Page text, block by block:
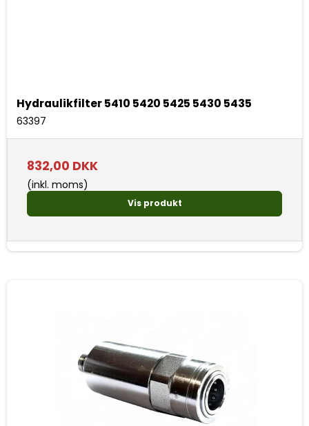
Hydraulikfilter 5410 5420 5425 5430 5435
63397
832,00 DKK
(inkl. moms)
Vis produkt